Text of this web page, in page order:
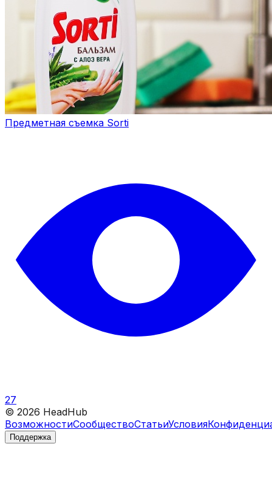
Предметная съемка Sorti
27
© 2026 HeadHub
ВозможностиСообществоСтатьиУсловия
Поддержка